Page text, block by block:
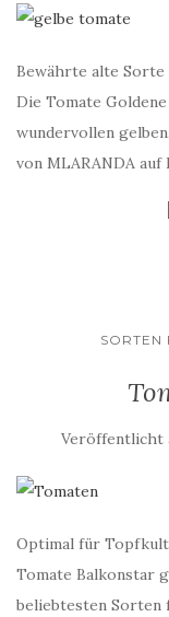
Bewährte alte
Die Tomate
wundervollen
von MLARANDA auf
SORTEN
Veröffentlicht
Optimal für
Tomate Balkonstar
beliebtesten Sorten